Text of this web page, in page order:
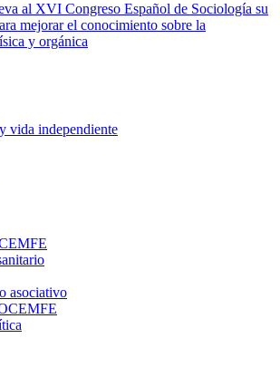
al XVI Congreso Español de Sociología su
mejorar el conocimiento sobre la
y orgánica
vida independiente
asociativo